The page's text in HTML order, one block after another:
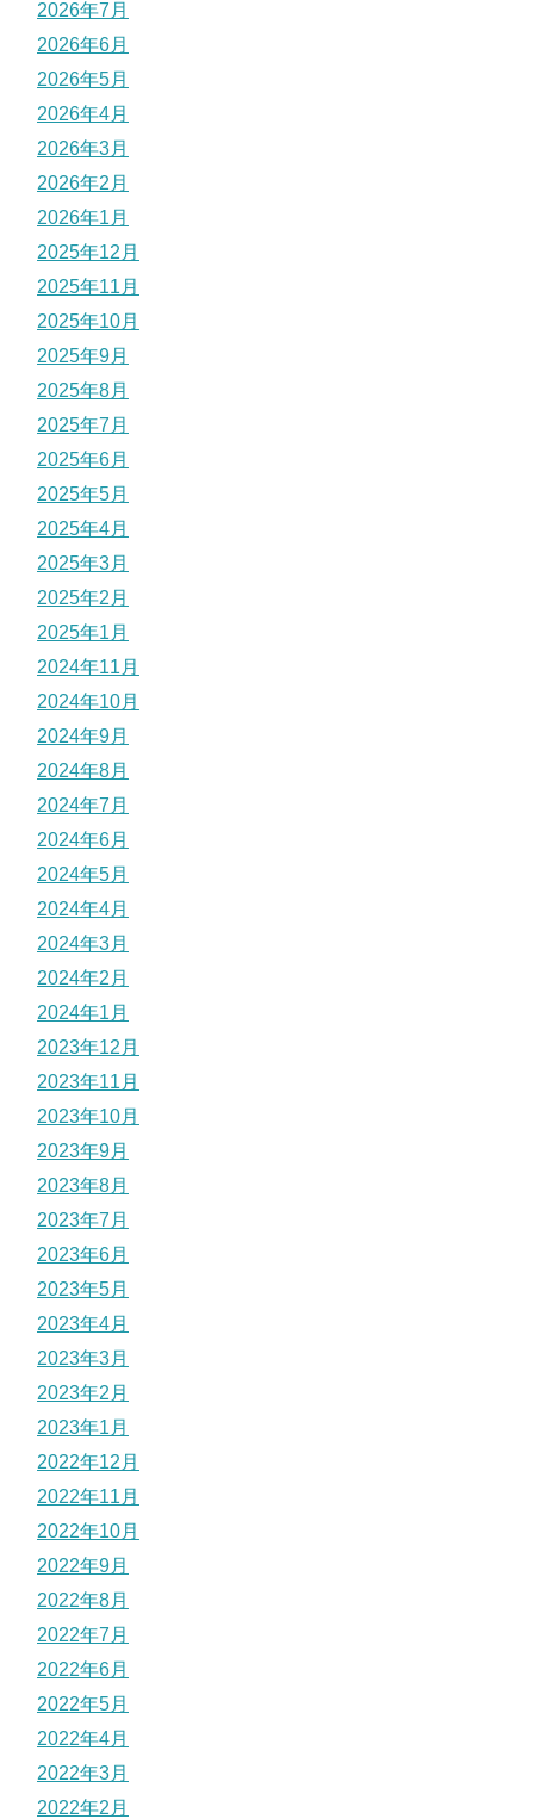
2026年7月
2026年6月
2026年5月
2026年4月
2026年3月
2026年2月
2026年1月
2025年12月
2025年11月
2025年10月
2025年9月
2025年8月
2025年7月
2025年6月
2025年5月
2025年4月
2025年3月
2025年2月
2025年1月
2024年11月
2024年10月
2024年9月
2024年8月
2024年7月
2024年6月
2024年5月
2024年4月
2024年3月
2024年2月
2024年1月
2023年12月
2023年11月
2023年10月
2023年9月
2023年8月
2023年7月
2023年6月
2023年5月
2023年4月
2023年3月
2023年2月
2023年1月
2022年12月
2022年11月
2022年10月
2022年9月
2022年8月
2022年7月
2022年6月
2022年5月
2022年4月
2022年3月
2022年2月